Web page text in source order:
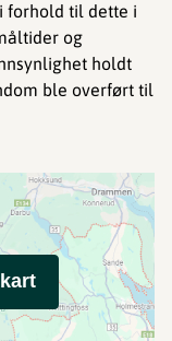
forhold til dette i
og
holdt
ble overført til